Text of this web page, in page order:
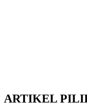
ARTIKEL